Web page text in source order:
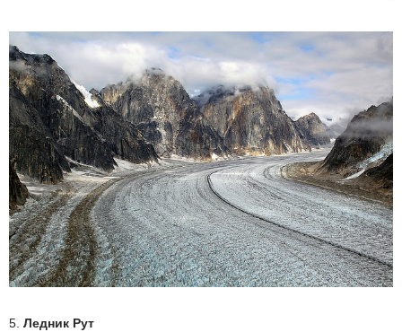
5. Ледник Рут